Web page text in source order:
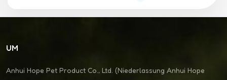
UM
Anhui Hope Pet Product Co., Ltd. (Niederlassung Anhui Hope